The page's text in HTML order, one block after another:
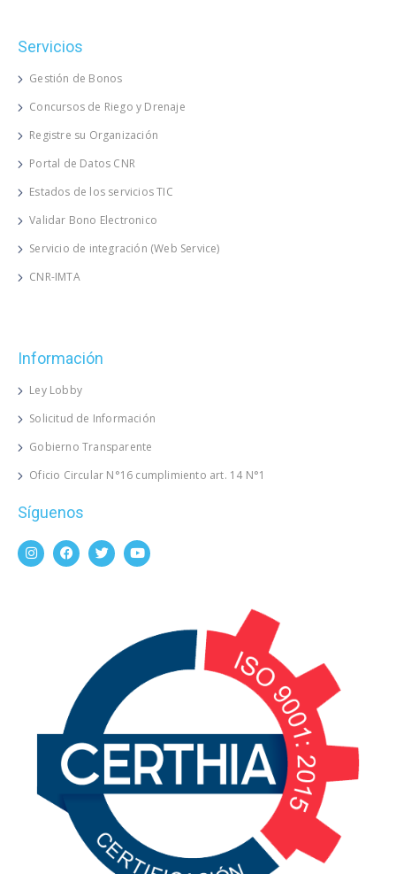
Servicios
Gestión de Bonos
Concursos de Riego y Drenaje
Registre su Organización
Portal de Datos CNR
Estados de los servicios TIC
Validar Bono Electronico
Servicio de integración (Web Service)
CNR-IMTA
Información
Ley Lobby
Solicitud de Información
Gobierno Transparente
Oficio Circular N°16 cumplimiento art. 14 N°1
Síguenos